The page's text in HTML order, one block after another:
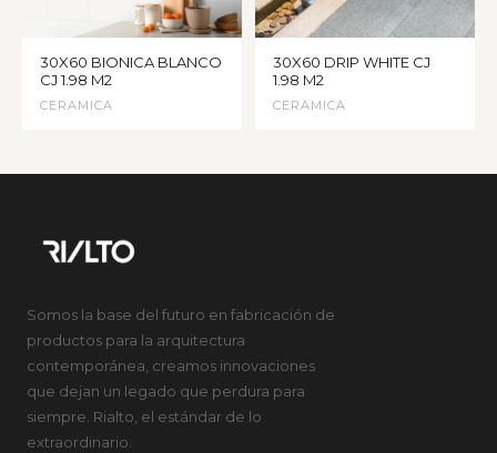
30X60 BIONICA BLANCO
CJ 1.98 M2
CERAMICA
30X60 DRIP WHITE CJ
1.98 M2
CERAMICA
Somos la base del futuro en fabricación de
productos para la arquitectura
contemporánea, creamos innovaciones
que dejan un legado que perdura para
siempre. Rialto, el estándar de lo
extraordinario.